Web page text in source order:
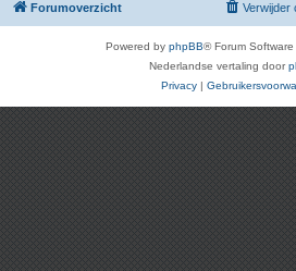
Forumoverzicht Verwijder
Powered by phpBB® Forum
Nederlandse vertaling door
Privacy |